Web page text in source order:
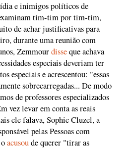
e inimigos políticos de
tim-tim por tim-tim,
de achar justificativas para
durante uma reunião com
Zemmourdisseque achava
especiais deveriam ter
especiais e acrescentou: "essas
sobrecarregadas... De modo
de professores especializados
vez levar em conta as reais
ele falava, Sophie Cluzel, a
pelas Pessoas com
acusoude querer "tirar as